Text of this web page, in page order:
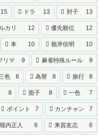
15 ドラ 13 対子 13
カリ 12 優先順位 12
本 10 嶺岸信明 10
リマ 9 麻雀特殊ルール 9
色 8 為替 8 旅行 8
8 面子 8 一色 7
ポイント 7 カンチャン 7
堀内正人 6 来賀友志 6